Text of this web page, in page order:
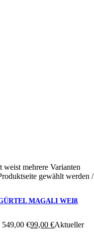
weist mehrere Varianten
gewählt werden/
MAGALI WEIß
549,00 €99,00€Aktueller